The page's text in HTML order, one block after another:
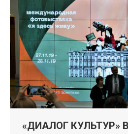
«ДИАЛОГ КУЛЬТУР»